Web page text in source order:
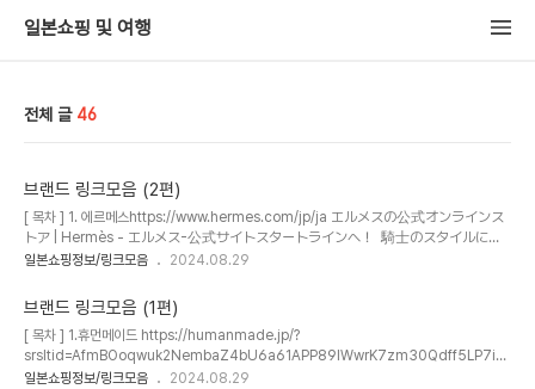
일본쇼핑 및 여행
전체 글 46
브랜드 링크모음 (2편)
[ 목차 ] 1. 에르메스https://www.hermes.com/jp/ja エルメスの公式オンラインス
トア | Hermès - エルメス-公式サイトスタートラインへ！ 騎士のスタイルに軽
やかなエスプリを備えた〈ベルベット〉ハットで、足取り優雅に。 詳しく見る
: ファッション、香水、化粧品、時計、ファイン ジュエリー | CHANEL シャネシ
ャネルの最新ファッション＆アクセサリー、アイウェア、香水＆化粧品、ファイ
ン ジュエリー＆時計はシャネル公式サイトでご覧ください。
www.chanel.com 3. 루이비통https://jp.louisvuitton.com/jpn-
jp/homepage ホームページ｜ルイ･ヴィトン 公式サイトルイ･ヴィト..
일본쇼핑정보/링크모음 2024.08.29
브랜드 링크모음 (1편)
[ 목차 ] 1.휴먼메이드 https://humanmade.jp/?
srsltid=AfmBOoqwuk2NembaZ4bU6a61APP89lWwrK7zm30Qdff5LP7iw
gwb1Xzo HUMAN MADE OFFICIAL STORE – HUMAN MADE Inc.HUMAN
일본쇼핑정보/링크모음 2024.08.29